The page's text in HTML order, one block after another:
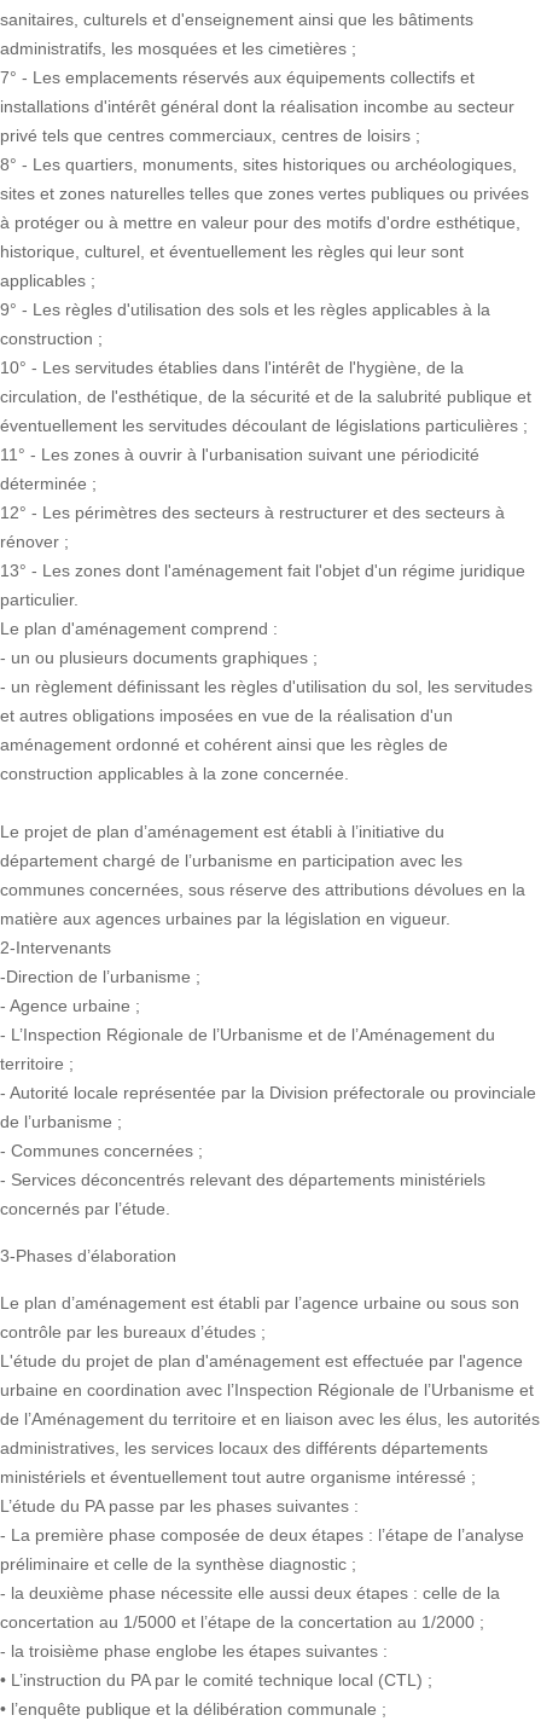
sanitaires, culturels et d'enseignement ainsi que les bâtiments
administratifs, les mosquées et les cimetières ;
7° - Les emplacements réservés aux équipements collectifs et
installations d'intérêt général dont la réalisation incombe au secteur
privé tels que centres commerciaux, centres de loisirs ;
8° - Les quartiers, monuments, sites historiques ou archéologiques,
sites et zones naturelles telles que zones vertes publiques ou privées
à protéger ou à mettre en valeur pour des motifs d'ordre esthétique,
historique, culturel, et éventuellement les règles qui leur sont
applicables ;
9° - Les règles d'utilisation des sols et les règles applicables à la
construction ;
10° - Les servitudes établies dans l'intérêt de l'hygiène, de la
circulation, de l'esthétique, de la sécurité et de la salubrité publique et
éventuellement les servitudes découlant de législations particulières ;
11° - Les zones à ouvrir à l'urbanisation suivant une périodicité
déterminée ;
12° - Les périmètres des secteurs à restructurer et des secteurs à
rénover ;
13° - Les zones dont l'aménagement fait l'objet d'un régime juridique
particulier.
Le plan d'aménagement comprend :
- un ou plusieurs documents graphiques ;
- un règlement définissant les règles d'utilisation du sol, les servitudes
et autres obligations imposées en vue de la réalisation d'un
aménagement ordonné et cohérent ainsi que les règles de
construction applicables à la zone concernée.
Le projet de plan d’aménagement est établi à l’initiative du
département chargé de l’urbanisme en participation avec les
communes concernées, sous réserve des attributions dévolues en la
matière aux agences urbaines par la législation en vigueur.
2-Intervenants
-Direction de l’urbanisme ;
- Agence urbaine ;
- L’Inspection Régionale de l’Urbanisme et de l’Aménagement du
territoire ;
- Autorité locale représentée par la Division préfectorale ou provinciale
de l’urbanisme ;
- Communes concernées ;
- Services déconcentrés relevant des départements ministériels
concernés par l’étude.
3-Phases d’élaboration
Le plan d’aménagement est établi par l’agence urbaine ou sous son
contrôle par les bureaux d’études ;
L'étude du projet de plan d'aménagement est effectuée par l'agence
urbaine en coordination avec l’Inspection Régionale de l’Urbanisme et
de l’Aménagement du territoire et en liaison avec les élus, les autorités
administratives, les services locaux des différents départements
ministériels et éventuellement tout autre organisme intéressé ;
L’étude du PA passe par les phases suivantes :
- La première phase composée de deux étapes : l’étape de l’analyse
préliminaire et celle de la synthèse diagnostic ;
- la deuxième phase nécessite elle aussi deux étapes : celle de la
concertation au 1/5000 et l’étape de la concertation au 1/2000 ;
- la troisième phase englobe les étapes suivantes :
• L’instruction du PA par le comité technique local (CTL) ;
• l’enquête publique et la délibération communale ;